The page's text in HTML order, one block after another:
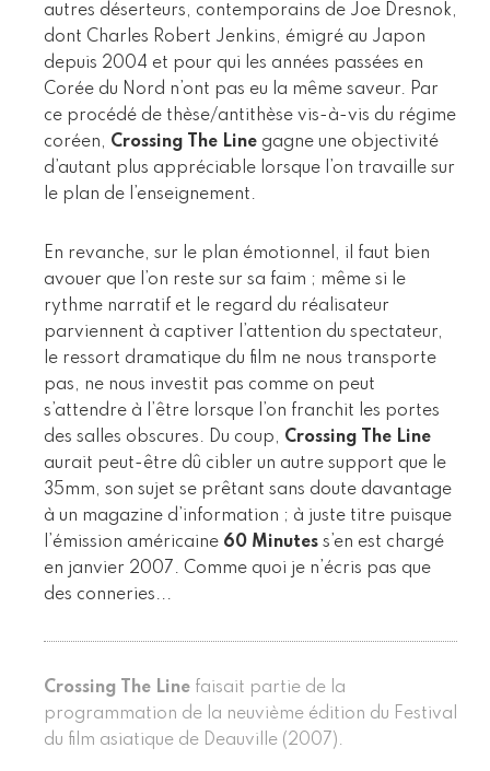
autres déserteurs, contemporains de Joe Dresnok,
dont Charles Robert Jenkins, émigré au Japon
depuis 2004 et pour qui les années passées en
Corée du Nord n’ont pas eu la même saveur. Par
ce procédé de thèse/antithèse vis-à-vis du régime
coréen, Crossing The Line gagne une objectivité
d’autant plus appréciable lorsque l’on travaille sur
le plan de l’enseignement.
En revanche, sur le plan émotionnel, il faut bien
avouer que l’on reste sur sa faim ; même si le
rythme narratif et le regard du réalisateur
parviennent à captiver l’attention du spectateur,
le ressort dramatique du film ne nous transporte
pas, ne nous investit pas comme on peut
s’attendre à l’être lorsque l’on franchit les portes
des salles obscures. Du coup, Crossing The Line
aurait peut-être dû cibler un autre support que le
35mm, son sujet se prêtant sans doute davantage
à un magazine d’information ; à juste titre puisque
l’émission américaine 60 Minutes s’en est chargé
en janvier 2007. Comme quoi je n’écris pas que
des conneries...
Crossing The Line faisait partie de la
programmation de la neuvième édition du Festival
du film asiatique de Deauville (2007).